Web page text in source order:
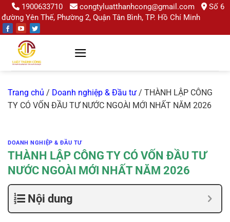
Chuyển
đến
nội
1900633710 congtyluatthanhcong@gmail.com
Số 6
đường Yên Thế, Phường 2, Quận Tân Bình, TP. Hồ Chí Minh
Trang chủ / Doanh nghiệp & Đầu tư / THÀNH LẬP CÔNG
TY CÓ VỐN ĐẦU TƯ NƯỚC NGOÀI MỚI NHẤT NĂM 2026
DOANH NGHIỆP & ĐẦU TƯ
THÀNH LẬP CÔNG TY CÓ VỐN ĐẦU TƯ
NƯỚC NGOÀI MỚI NHẤT NĂM 2026
Nội dung